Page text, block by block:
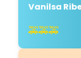
Vanilsa
🚕🚕🚕